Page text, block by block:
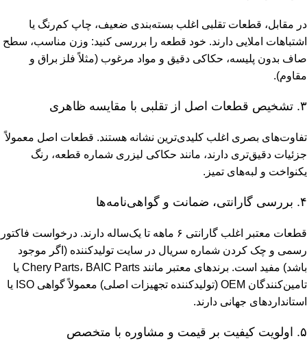
در مقابل، قطعات تقلبی اغلب بسته‌بندی ضعیف، چاپ کم‌رنگ یا
اشتباهات املایی دارند. خود قطعه را بررسی کنید: وزن مناسب، سطح
صاف بدون پلیسه، حکاکی دقیق و مواد مرغوب (مثلاً فلز براق و
مقاوم).
۳. تشخیص قطعات اصل از تقلبی با مقایسه ظاهری
تفاوت‌های بصری اغلب کلیدی‌ترین نشانه هستند. قطعات اصل معمولاً
جزئیات دقیق‌تری دارند، مانند حکاکی لیزری شماره قطعه، رنگ
یکنواخت و لبه‌های تمیز.
۴. بررسی گارانتی، ضمانت و گواهی‌نامه‌ها
قطعات معتبر اغلب گارانتی ۶ ماهه تا یک‌ساله دارند. درخواست فاکتور
رسمی و چک کردن شماره سریال در سایت تولیدکننده (اگر موجود
باشد) مفید است. برندهای معتبر مانند Chery Parts، BAIC Parts یا
تامین‌کنندگان OEM (تولیدکننده تجهیزات اصلی) معمولاً گواهی ISO یا
استانداردهای جهانی دارند.
۵. اولویت کیفیت بر قیمت و مشاوره با متخصص